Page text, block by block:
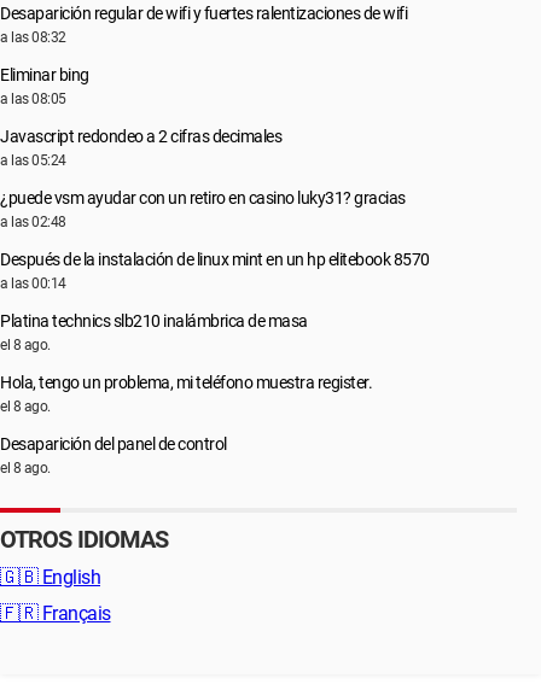
Desaparición regular de wifi y fuertes ralentizaciones de wifi
a las 08:32
Eliminar bing
a las 08:05
Javascript redondeo a 2 cifras decimales
a las 05:24
¿puede vsm ayudar con un retiro en casino luky31? gracias
a las 02:48
Después de la instalación de linux mint en un hp elitebook 8570
a las 00:14
Platina technics slb210 inalámbrica de masa
el 8 ago.
Hola, tengo un problema, mi teléfono muestra register.
el 8 ago.
Desaparición del panel de control
el 8 ago.
OTROS IDIOMAS
🇬🇧 English
🇫🇷 Français